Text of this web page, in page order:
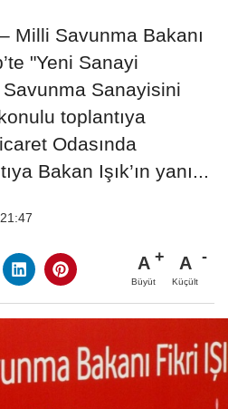
Milli Savunma Bakanı
"Yeni Sanayi
Sanayisini
toplantıya
Odasında
Bakan Işık’ın yanı...
A
Büyüt
A
Küçült